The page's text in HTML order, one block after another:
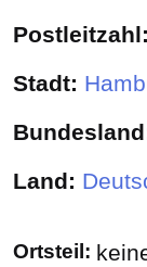
Postleitzahl:
Stadt:
Land:
Ortsteil: